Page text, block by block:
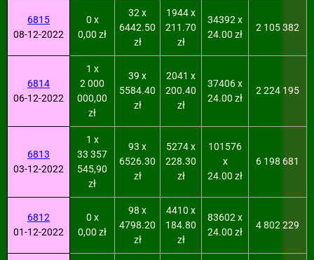
6815
08-12-2022
0 x
0,00 zł
32 x
6442.50
zł
1944 x
211.70
zł
34392 x
24.00 zł
2 105 382
6814
06-12-2022
1 x
2 000
000,00
zł
39 x
5584.40
zł
2041 x
200.40
zł
37406 x
24.00 zł
2 224 195
6813
03-12-2022
1 x
33 357
545,90
zł
93 x
6526.30
zł
5274 x
228.30
zł
101576
x
24.00 zł
6 198 681
6812
01-12-2022
0 x
0,00 zł
98 x
4798.20
zł
4410 x
184.80
zł
83602 x
24.00 zł
4 802 229